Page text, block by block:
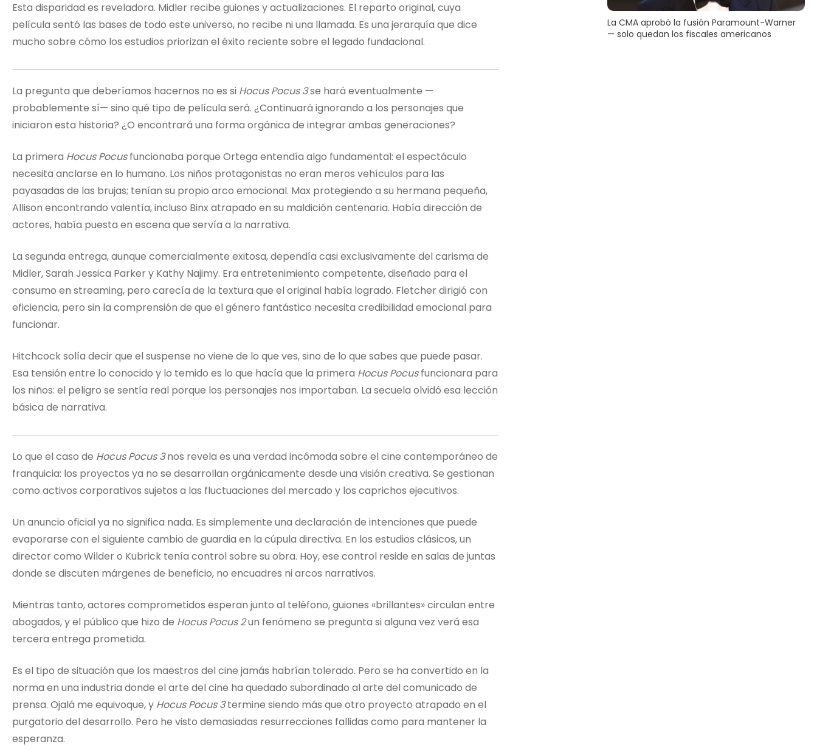
Esta disparidad es reveladora. Midler recibe guiones y actualizaciones. El reparto original, cuya
película sentó las bases de todo este universo, no recibe ni una llamada. Es una jerarquía que dice
mucho sobre cómo los estudios priorizan el éxito reciente sobre el legado fundacional.
La pregunta que deberíamos hacernos no es si Hocus Pocus 3se hará eventualmente —
probablemente sí— sino qué tipo de película será. ¿Continuará ignorando a los personajes que
iniciaron esta historia? ¿O encontrará una forma orgánica de integrar ambas generaciones?
La primera Hocus Pocusfuncionaba porque Ortega entendía algo fundamental: el espectáculo
necesita anclarse en lo humano. Los niños protagonistas no eran meros vehículos para las
payasadas de las brujas; tenían su propio arco emocional. Max protegiendo a su hermana pequeña,
Allison encontrando valentía, incluso Binx atrapado en su maldición centenaria. Había dirección de
actores, había puesta en escena que servía a la narrativa.
La segunda entrega, aunque comercialmente exitosa, dependía casi exclusivamente del carisma de
Midler, Sarah Jessica Parker y Kathy Najimy. Era entretenimiento competente, diseñado para el
consumo en streaming, pero carecía de la textura que el original había logrado. Fletcher dirigió con
eficiencia, pero sin la comprensión de que el género fantástico necesita credibilidad emocional para
funcionar.
Hitchcock solía decir que el suspense no viene de lo que ves, sino de lo que sabes que puede pasar.
Esa tensión entre lo conocido y lo temido es lo que hacía que la primera Hocus Pocusfuncionara para
los niños: el peligro se sentía real porque los personajes nos importaban. La secuela olvidó esa lección
básica de narrativa.
Lo que el caso de Hocus Pocus 3nos revela es una verdad incómoda sobre el cine contemporáneo de
franquicia: los proyectos ya no se desarrollan orgánicamente desde una visión creativa. Se gestionan
como activos corporativos sujetos a las fluctuaciones del mercado y los caprichos ejecutivos.
Un anuncio oficial ya no significa nada. Es simplemente una declaración de intenciones que puede
evaporarse con el siguiente cambio de guardia en la cúpula directiva. En los estudios clásicos, un
director como Wilder o Kubrick tenía control sobre su obra. Hoy, ese control reside en salas de juntas
donde se discuten márgenes de beneficio, no encuadres ni arcos narrativos.
Mientras tanto, actores comprometidos esperan junto al teléfono, guiones «brillantes» circulan entre
abogados, y el público que hizo de Hocus Pocus 2un fenómeno se pregunta si alguna vez verá esa
tercera entrega prometida.
Es el tipo de situación que los maestros del cine jamás habrían tolerado. Pero se ha convertido en la
norma en una industria donde el arte del cine ha quedado subordinado al arte del comunicado de
prensa. Ojalá me equivoque, y Hocus Pocus 3termine siendo más que otro proyecto atrapado en el
purgatorio del desarrollo. Pero he visto demasiadas resurrecciones fallidas como para mantener la
esperanza.
La CMA aprobó la fusión Paramount-Warner
— solo quedan los fiscales americanos